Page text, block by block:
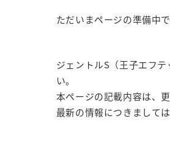
ただいまページの準備中で
ジェントルS（王子エフ
い。
本ページの記載内容は、
最新の情報につきまして